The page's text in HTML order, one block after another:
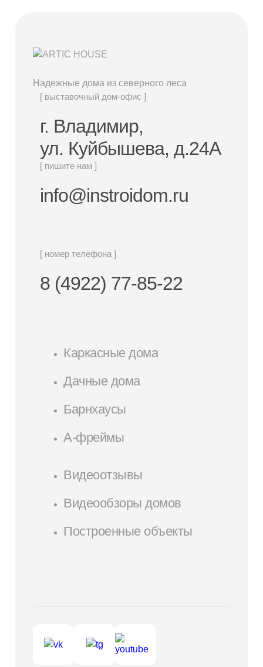
Надежные дома из северного леса
[ выставочный дом-офис ]
г. Владимир,
ул. Куйбышева, д.24А
[ пишите нам ]
info@instroidom.ru
[ номер телефона ]
8 (4922) 77-85-22
Каркасные дома
Дачные дома
Барнхаусы
А-фреймы
Видеоотзывы
Видеообзоры домов
Построенные объекты